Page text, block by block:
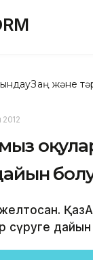
Заң және
2012
сүруге